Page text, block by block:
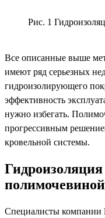
Рис. 1
Все описанные выше
имеют ряд серьезных
гидроизолирующего
эффективность
нужно избегать.
прогрессивным
кровельной системы.
полимочевиной
Специалисты компании